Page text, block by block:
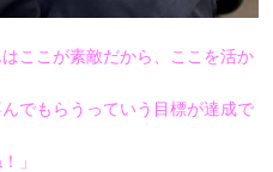
はここが素敵だから、ここを活か
でもらうっていう目標が達成で
」